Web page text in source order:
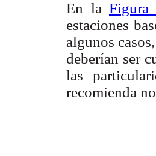
En la Figura
estaciones
algunos
deberían ser
las
recomienda